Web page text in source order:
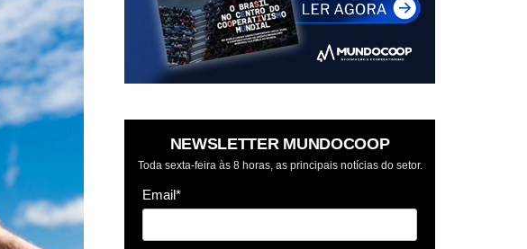
NEWSLETTER MUNDOCOOP
Toda sexta-feira às 8 horas, as principais notícias do setor.
Email*